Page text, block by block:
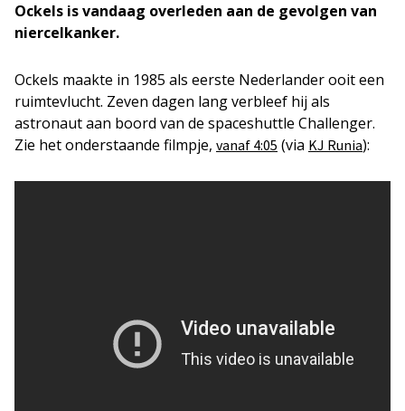
Ockels is vandaag overleden aan de gevolgen van
niercelkanker.
Ockels maakte in 1985 als eerste Nederlander ooit een
ruimtevlucht. Zeven dagen lang verbleef hij als
astronaut aan boord van de spaceshuttle Challenger.
Zie het onderstaande filmpje, vanaf 4:05 (via KJ Runia):